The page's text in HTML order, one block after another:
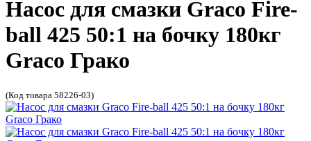
Насос для смазки Graco Fire-
ball 425 50:1 на бочку 180кг
Graco Грако
(Код товара 58226-03)